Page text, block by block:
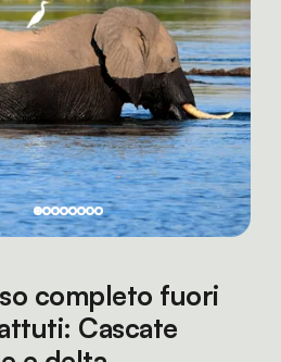
completo fuori
Cascate